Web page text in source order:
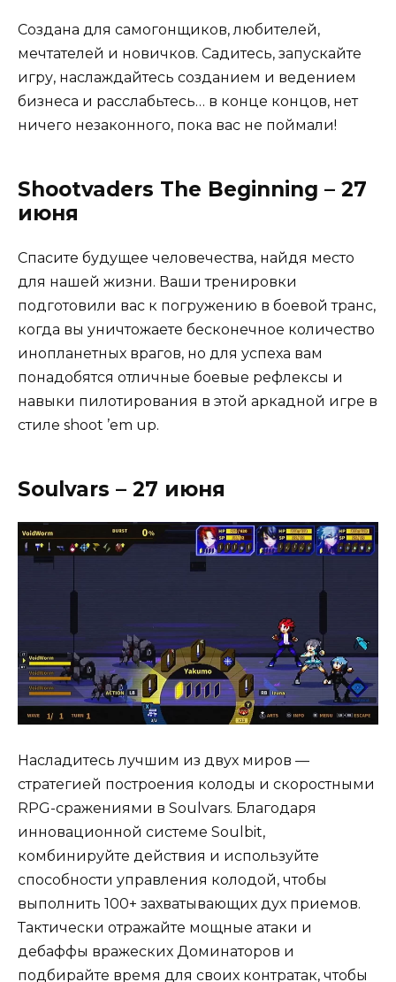
Создана для самогонщиков, любителей,
мечтателей и новичков. Садитесь, запускайте
игру, наслаждайтесь созданием и ведением
бизнеса и расслабьтесь… в конце концов, нет
ничего незаконного, пока вас не поймали!
Shootvaders The Beginning – 27
июня
Спасите будущее человечества, найдя место
для нашей жизни. Ваши тренировки
подготовили вас к погружению в боевой транс,
когда вы уничтожаете бесконечное количество
инопланетных врагов, но для успеха вам
понадобятся отличные боевые рефлексы и
навыки пилотирования в этой аркадной игре в
стиле shoot ’em up.
Soulvars – 27 июня
Насладитесь лучшим из двух миров —
стратегией построения колоды и скоростными
RPG-сражениями в Soulvars. Благодаря
инновационной системе Soulbit,
комбинируйте действия и используйте
способности управления колодой, чтобы
выполнить 100+ захватывающих дух приемов.
Тактически отражайте мощные атаки и
дебаффы вражеских Доминаторов и
подбирайте время для своих контратак, чтобы